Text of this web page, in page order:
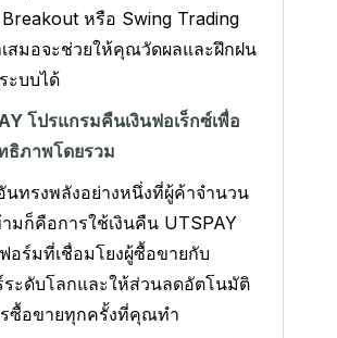
หรือ Swing Trading
สมอจะช่วยให้คุณวัดผลและฝึกฝน
ะบบได้
โปรแกรมคืนเงินฟอเร็กซ์เพื่อ
ธิภาพโดยรวม
นทรงพลังอย่างหนึ่งที่ผู้ค้าจำนวน
มก็คือการใช้เงินคืน UTSPAY
อร์มที่เชื่อมโยงผู้ซื้อขายกับ
ระดับโลกและให้ส่วนลดอัตโนมัติ
ซื้อขายทุกครั้งที่คุณทำ